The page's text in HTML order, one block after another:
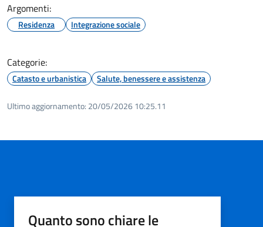
Argomenti:
Residenza Integrazione sociale
Categorie:
Catasto e urbanistica Salute, benessere e assistenza
Ultimo aggiornamento: 20/05/2026 10:25.11
Quanto sono chiare le